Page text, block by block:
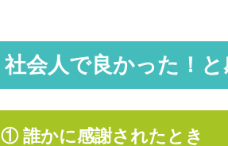
社会人で良かった！
① 誰かに感謝されたとき